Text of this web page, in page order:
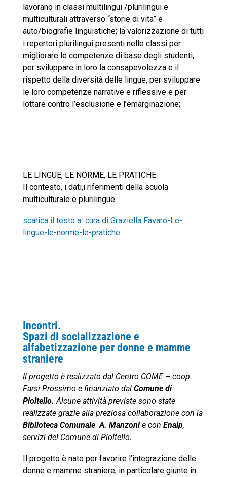
lavorano in classi multilingui /plurilingui e
multiculturali attraverso “storie di vita” e
auto/biografie linguistiche; la valorizzazione di tutti
i repertori plurilingui presenti nelle classi per
migliorare le competenze di base degli studenti,
per sviluppare in loro la consapevolezza e il
rispetto della diversità delle lingue, per sviluppare
le loro competenze narrative e riflessive e per
lottare contro l’esclusione e l’emarginazione;
LE LINGUE, LE NORME, LE PRATICHE
Il contesto, i dati,i riferimenti della scuola
multiculturale e plurilingue
scarica il testo a cura di Graziella Favaro-Le-
lingue-le-norme-le-pratiche
Incontri.
Spazi di socializzazione e
alfabetizzazione per donne e mamme
straniere
Il progetto è realizzato dal Centro COME – coop.
Farsi Prossimo e finanziato dal Comune di
Pioltello.Alcune attività previste sono state
realizzate grazie alla preziosa collaborazione con la
Biblioteca Comunale A. Manzonie con Enaip,
servizi del Comune di Pioltello.
Il progetto è nato per favorire l’integrazione delle
donne e mamme straniere, in particolare giunte in